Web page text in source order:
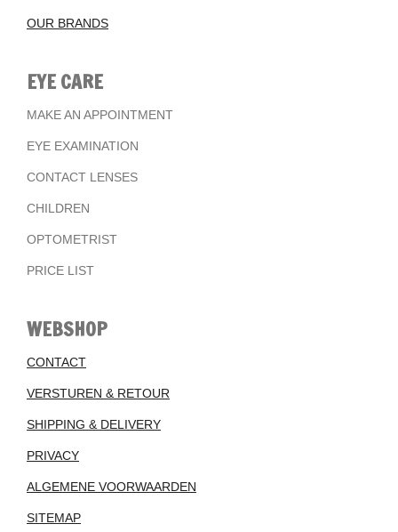
OUR BRANDS
EYE CARE
MAKE AN APPOINTMENT
EYE EXAMINATION
CONTACT LENSES
CHILDREN
OPTOMETRIST
PRICE LIST
WEBSHOP
CONTACT
VERSTUREN & RETOUR
SHIPPING & DELIVERY
PRIVACY
ALGEMENE VOORWAARDEN
SITEMAP